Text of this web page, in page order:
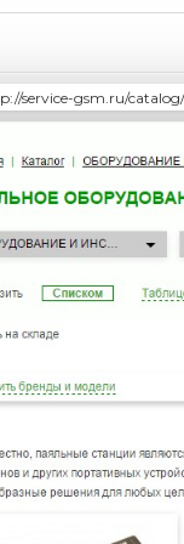
service-gsm.ru/